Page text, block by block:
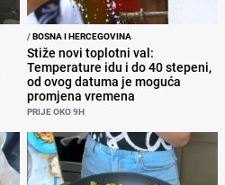
/BOSNA I HERCEGOVINA
Stiže novi toplotni val:
Temperature idu i do 40 stepeni,
od ovog datuma je moguća
promjena vremena
PRIJE OKO 9H